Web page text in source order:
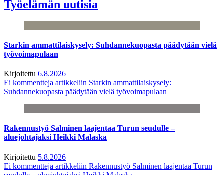
Työelämän uutisia
Starkin ammattilaiskysely: Suhdannekuopasta päädytään vielä
työvoimapulaan
Kirjoitettu 6.8.2026
Ei kommentteja artikkeliin Starkin ammattilaiskysely:
Suhdannekuopasta päädytään vielä työvoimapulaan
Rakennustyö Salminen laajentaa Turun seudulle –
aluejohtajaksi Heikki Malaska
Kirjoitettu 5.8.2026
Ei kommentteja artikkeliin Rakennustyö Salminen laajentaa Turun